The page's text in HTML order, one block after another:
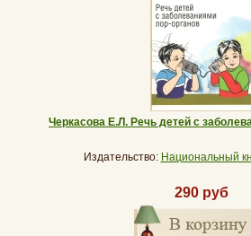
Черкасова Е.Л. Речь детей с
Издательство: Национальный
290 руб